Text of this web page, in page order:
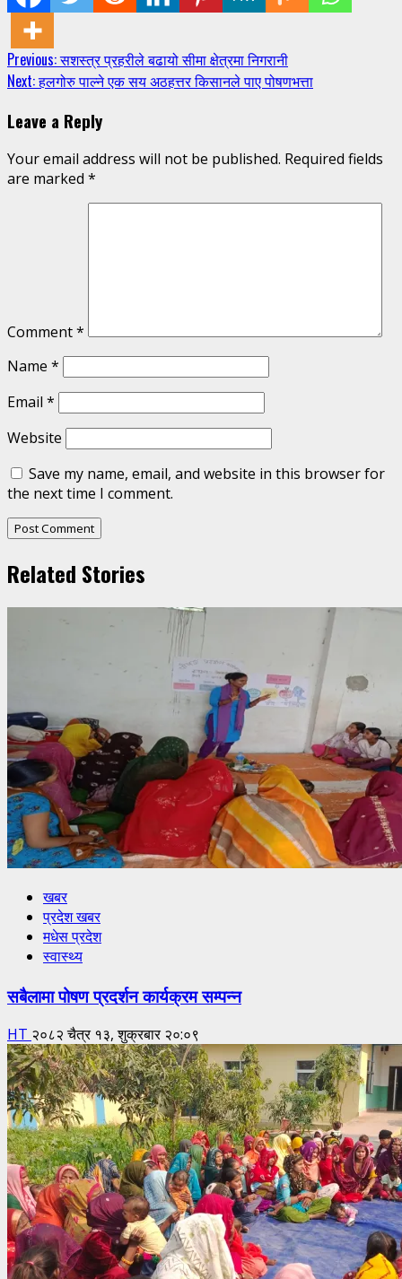
Continue
Reading
Previous:सशस्त्र प्रहरीले बढायो सीमा क्षेत्रमा निगरानी
Next:हलगोरु पाल्ने एक सय अठहत्तर किसानले पाए पोषणभत्ता
Leave a Reply
Your email address will not be published. Required fields
are marked *
Comment*
Name *
Email *
Website
Save my name, email, and website in this browser for
the next time I comment.
Related Stories
खबर
प्रदेश खबर
मधेस प्रदेश
स्वास्थ्य
सबैलामा पोषण प्रदर्शन कार्यक्रम सम्पन्न
HT २०८२ चैत्र १३, शुक्रबार २०:०९